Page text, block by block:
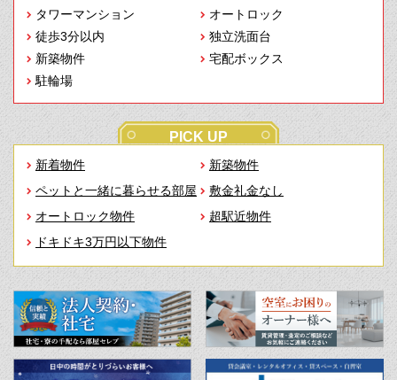
タワーマンション
オートロック
徒歩3分以内
独立洗面台
新築物件
宅配ボックス
駐輪場
PICK UP
新着物件
新築物件
ペットと一緒に暮らせる部屋
敷金礼金なし
オートロック物件
超駅近物件
ドキドキ3万円以下物件